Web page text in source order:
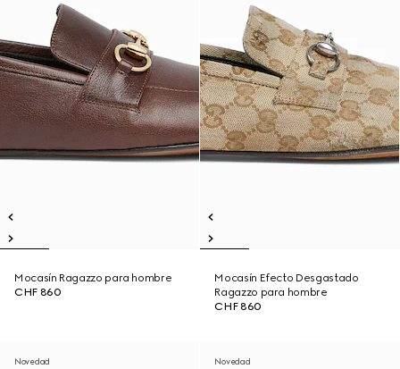
Mocasín Ragazzo para hombre
CHF 860
Mocasín Efecto Desgastado
Ragazzo para hombre
CHF 860
Novedad Novedad